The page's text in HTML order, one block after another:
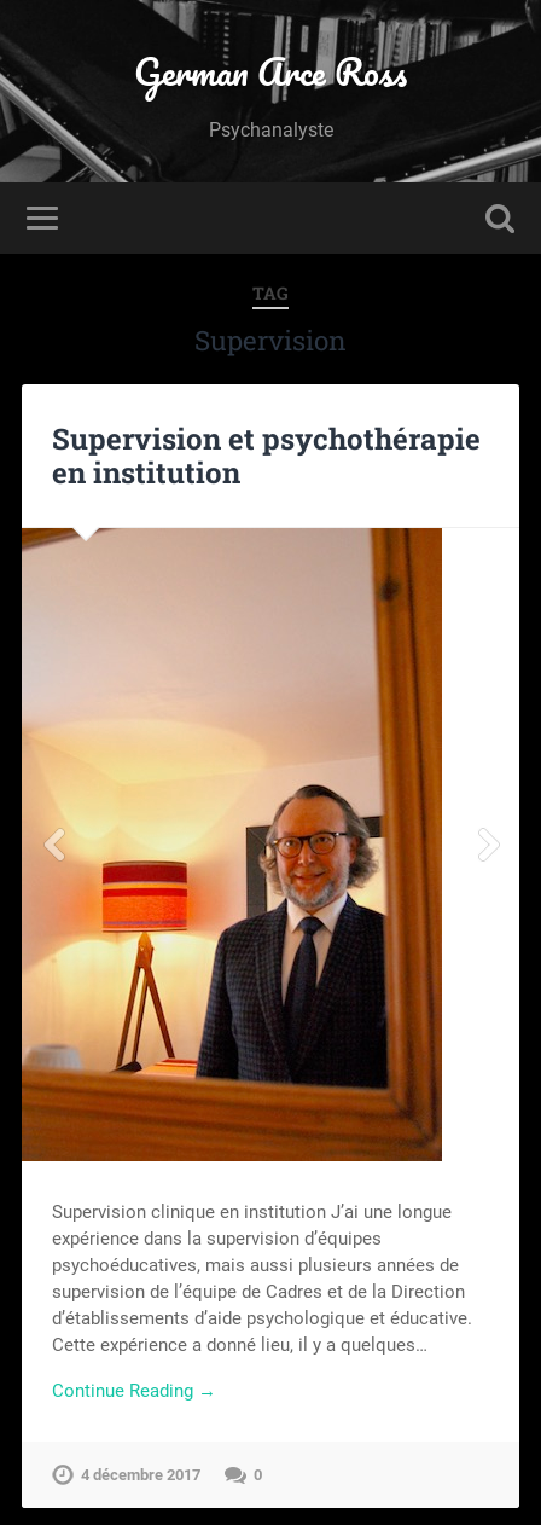
German Arce Ross
Psychanalyste
TAG
Supervision
Supervision et psychothérapie
en institution
Supervision clinique en institution J’ai une longue
expérience dans la supervision d’équipes
psychoéducatives, mais aussi plusieurs années de
supervision de l’équipe de Cadres et de la Direction
d’établissements d’aide psychologique et éducative.
Cette expérience a donné lieu, il y a quelques…
Continue Reading →
4 décembre 2017 0